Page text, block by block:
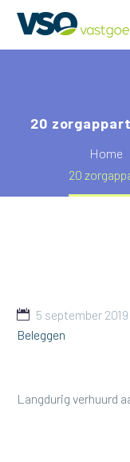
20
Home
20
5 september 2019
Beleggen
Langdurig verhuurd